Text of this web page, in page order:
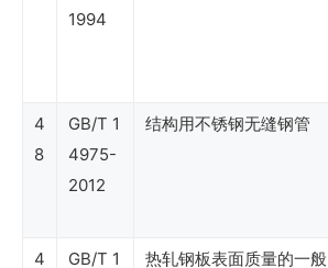
1994
4
8
GB/T 1
4975-
2012
结构用不锈钢无缝钢管
4 GB/T 1 热轧钢板表面质量的一般